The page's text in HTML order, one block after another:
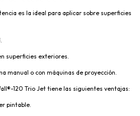
es la ideal para aplicar sobre superficies
superficies exteriores.
manual o con máquinas de proyección.
120 Trio Jet tiene las siguientes ventajas:
pintable.